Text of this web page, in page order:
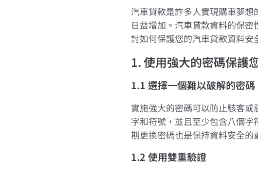
汽車貸款是許多人實現購車夢
日益增加。汽車貸款資料的保
討如何保護您的汽車貸款資料安
1. 使用強大的密碼保護
1.1 選擇一個難以破解的密碼
實施強大的密碼可以防止駭客
字和符號，並且至少包含八個
期更換密碼也是保持資料安全的
1.2 使用雙重驗證